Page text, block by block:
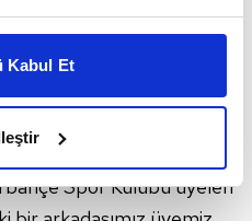
sizlere özel
Bunu yaparken
reklam deneyimi sunmak
ve bu noktada,
isteriz.
Kabul Et
güç sağlayacağız. Her
şubeye ulaşacağız. Bu
olacak. Geri kalanı da
yapacağız. Tüm
Spor Kulübü üyeleri